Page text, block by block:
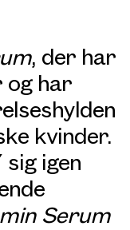
, der har
har
kvinder.
igen
Serum